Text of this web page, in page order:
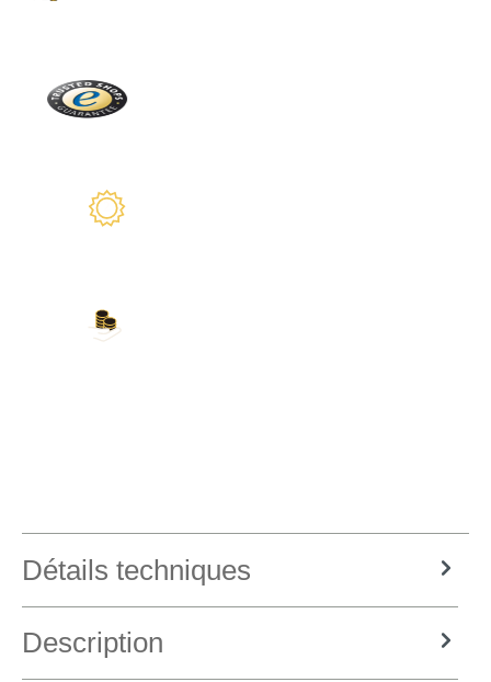
Détails techniques
Description